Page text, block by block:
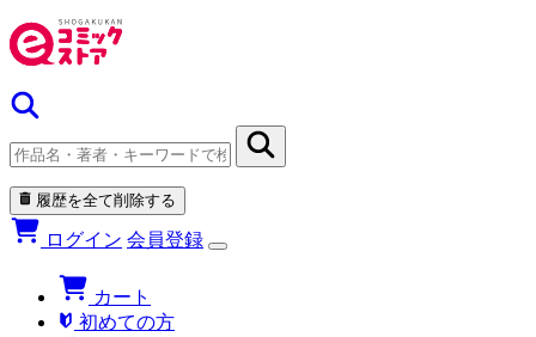
履歴を全て削除する
ログイン 会員登録
カート
初めての方